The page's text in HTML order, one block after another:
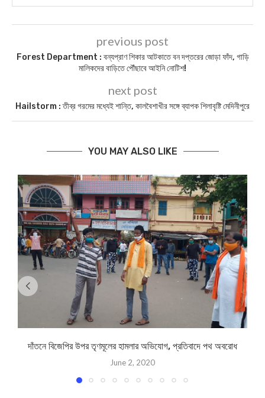
previous post
Forest Department : বন্যপ্রাণ শিকার আটকাতে বন দপ্তরের জোড়া ফাঁদ, গাড়ি
মালিকদের বাড়িতে পৌঁছাবে আইনি নোটিশ!
next post
Hailstorm : তীব্র গরমের মধ্যেই শান্তি, কালবৈশাখীর সঙ্গে ব্যাপক শিলাবৃষ্টি মেদিনীপুরে
YOU MAY ALSO LIKE
দাঁতনে বিজেপির উপর তৃণমূলের হামলার অভিযোগ, প্রতিবাদে পথ অবরোধ
June 2, 2020